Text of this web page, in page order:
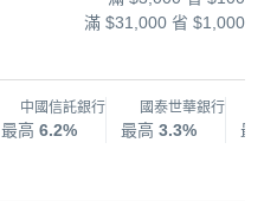
滿 $31,000 省 $1,000
中國信託銀行
最高 6.2%
國泰世華銀行
最高 3.3% 最